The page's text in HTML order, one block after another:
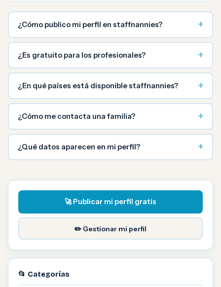
¿Cómo publico mi perfil en staffnannies? +
¿Es gratuito para los profesionales? +
¿En qué países está disponible staffnannies? +
¿Cómo me contacta una familia? +
¿Qué datos aparecen en mi perfil? +
🚀 Publicar mi perfil gratis
✏️ Gestionar mi perfil
📂 Categorías